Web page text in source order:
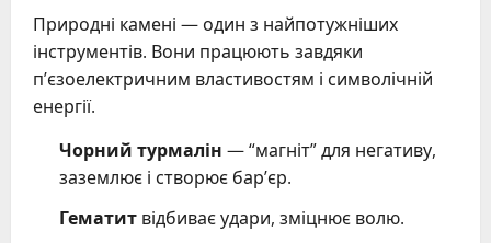
Природні камені — один з найпотужніших
інструментів. Вони працюють завдяки
п’єзоелектричним властивостям і символічній
енергії.
Чорний турмалін — “магніт” для негативу,
заземлює і створює бар’єр.
Гематит відбиває удари, зміцнює волю.